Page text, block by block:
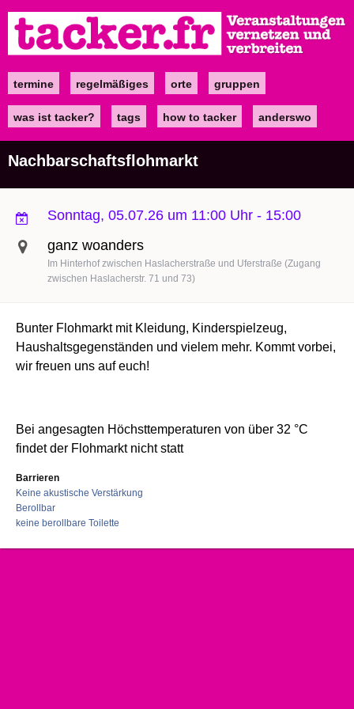
zum
Inhalt
Maintermine regelmäßiges orte gruppen
was ist tacker? tags how to tacker anderswo
Nachbarschaftsflohmarkt
Sonntag, 05.07.26 um 11:00 Uhr - 15:00
ganz woanders
Im Hinterhof zwischen Haslacherstraße und Uferstraße (Zugang
zwischen Haslacherstr. 71 und 73)
Bunter Flohmarkt mit Kleidung, Kinderspielzeug,
Haushaltsgegenständen und vielem mehr. Kommt vorbei,
wir freuen uns auf euch!
Bei angesagten Höchsttemperaturen von über 32 °C
findet der Flohmarkt nicht statt
Barrieren
Keine akustische Verstärkung
Berollbar
keine berollbare Toilette